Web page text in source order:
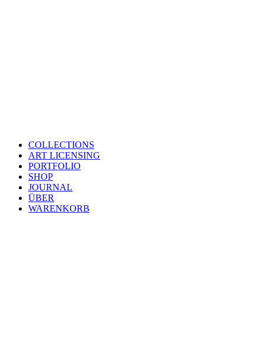
COLLECTIONS
ART LICENSING
PORTFOLIO
SHOP
JOURNAL
ÜBER
WARENKORB